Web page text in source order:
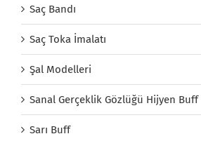
Saç Bandı
Saç Toka İmalatı
Şal Modelleri
Sanal Gerçeklik Gözlüğü Hijyen Buff
Sarı Buff